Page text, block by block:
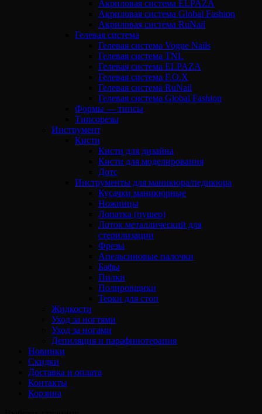
Акриловая система ELPAZA
Акриловая система Global Fashion
Акриловая система RuNail
Гелевая система
Гелевая система Vogue Nails
Гелевая система TNL
Гелевая система ELPAZA
Гелевая система F.O.X
Гелевая система RuNail
Гелевая система Global Fashion
Формы — типсы
Типсорезы
Инструмент
Кисти
Кисти для дизайна
Кисти для моделирования
Дотс
Инструменты для маникюра/педикюра
Кусачки маникюрные
Ножницы
Лопатка (пушер)
Лоток металлический для
стерилизации
Фрезы
Апельсиновые палочки
Бафы
Пилки
Полировщики
Терки для стоп
Жидкости
Уход за ногтями
Уход за ногами
Депиляция и парафинотерапия
Новинки
Скидки
Доставка и оплата
Контакты
Корзина